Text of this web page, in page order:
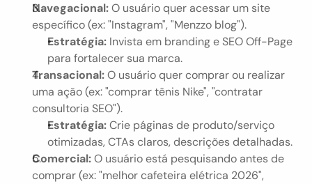
Navegacional: O usuário quer acessar um site
específico (ex: "Instagram", "Menzzo blog").
Estratégia: Invista em branding e SEO Off-Page
para fortalecer sua marca.
Transacional: O usuário quer comprar ou realizar
uma ação (ex: "comprar tênis Nike", "contratar
consultoria SEO").
Estratégia: Crie páginas de produto/serviço
otimizadas, CTAs claros, descrições detalhadas.
Comercial: O usuário está pesquisando antes de
comprar (ex: "melhor cafeteira elétrica 2026",